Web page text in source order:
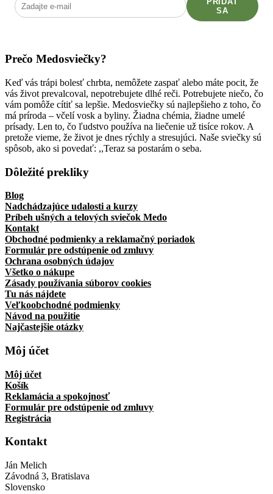
SA
Prečo Medosviečky?
Keď vás trápi bolesť chrbta, nemôžete zaspať alebo máte pocit, že
vás život prevalcoval, nepotrebujete dlhé reči. Potrebujete niečo, čo
vám pomôže cítiť sa lepšie. Medosviečky sú najlepšieho z toho, čo
má príroda – včelí vosk a byliny. Žiadna chémia, žiadne umelé
prísady. Len to, čo ľudstvo používa na liečenie už tisíce rokov. A
pretože vieme, že život je dnes rýchly a stresujúci. Naše sviečky sú
spôsob, ako si povedať: ,,Teraz sa postarám o seba.
Dôležité prekliky
Blog
Nadchádzajúce udalosti a kurzy
Príbeh ušných a telových sviečok Medo
Kontakt
Obchodné podmienky a reklamačný poriadok
Formulár pre odstúpenie od zmluvy
Ochrana osobných údajov
Všetko o nákupe
Zásady používania súborov cookies
Tu nás nájdete
Veľkoobchodné podmienky
Návod na použitie
Najčastejšie otázky
Môj účet
Môj účet
Košík
Reklamácia a spokojnosť
Formulár pre odstúpenie od zmluvy
Registrácia
Kontakt
Ján Melich
Závodná 3, Bratislava
Slovensko